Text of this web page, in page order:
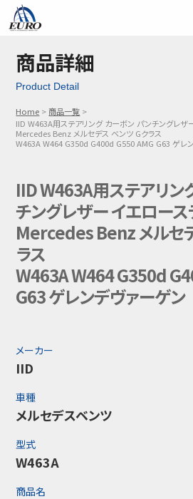
ご利用方法
メール問い合わせ
03-5674-7742
商品詳細
Product Detail
Home
商品一覧
IID W463A用ステアリング カーボン パンチングレザ
Mercedes Benz メルセデス ベンツ Gクラス
W463A W464 G350d G400d G550 AMG G63 ゲレ
IID W463A用ステアリン
チングレザー イエロース
Mercedes Benz メルセ
ラス
W463A W464 G350d
G63 ゲレンデヴァーゲン
メーカー
IID
車種
メルセデスベンツ
型式
W463A
商品名